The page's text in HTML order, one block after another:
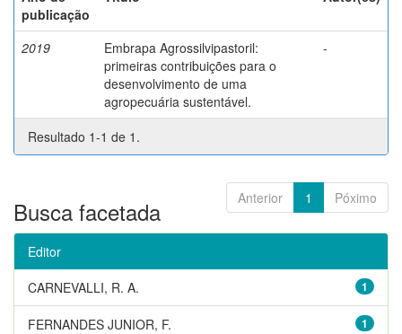
publicação
2019
Embrapa Agrossilvipastoril:
primeiras contribuições para o
desenvolvimento de uma
agropecuária sustentável.
-
Resultado 1-1 de 1.
Anterior 1 Póximo
Busca facetada
Editor
1
CARNEVALLI, R. A.
1
FERNANDES JUNIOR, F.